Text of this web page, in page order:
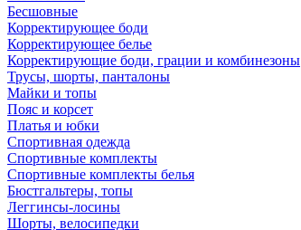
Бесшовные
Корректирующее боди
Корректирующее белье
Корректирующие боди, грации и комбинезоны
Трусы, шорты, панталоны
Майки и топы
Пояс и корсет
Платья и юбки
Спортивная одежда
Спортивные комплекты
Спортивные комплекты белья
Бюстгальтеры, топы
Леггинсы-лосины
Шорты, велосипедки